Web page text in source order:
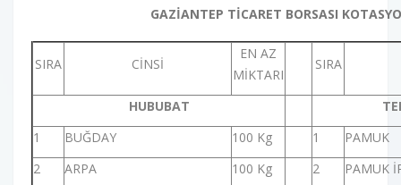
GAZİANTEP TİCARET BORSASI
SIRA CİNSİ
EN AZ
MİKTARI
SIRA
HUBUBAT
1
BUĞDAY 100 Kg 1
PAMUK
2
ARPA 100 Kg 2
PAMUK